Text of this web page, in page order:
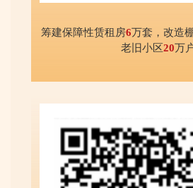
筹建保障性赁租房6万套，改造
老旧小区20万